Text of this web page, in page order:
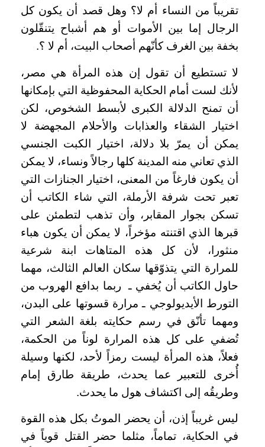
تقريباً من النساء أم لا؟ وهل قصد أن يكون كل
الرجال إما بين الأموات أو هم أشباح يتنقّلون
بخفة بين الغرف كأنّهم أصحاب البيت، أم لا ؟.
لا تستطيع أن تقول إن هذه المرأة هي مصر،
لأنك لست أمام الحكاية المحفوظية التي بإمكانها
أن تمنح الدلالة الكبرى لأبسط الشخوص، لكن
اختيار الشقاء والعذابات والأحلام المجهضة لا
يمكن أن يمرّ بلا دلالة، اختيار الكبت الجنسي
الذي تعاني منه المدينة كلها رجالاً ونساء، لا يمكن
أن يكون فارغاً من المعنى، اختيار الجنازات التي
تعبر تحت شرفة الأرملة، التي شاء الكاتب أن
تسكن بجوار المقابر، وأن تذهب لتطمئن على
قبرها الذي اقتنته مؤخراً، لا يمكن أن يكون هباء
منثورا، لأن كل هذه المتاهات ابنة شرعية
للمرارة التي يتذوّقها سكان العالم الثالث، مهما
حاول الكاتب أن يُخفي ـ
ربما بدافع الهروب من
التورط الأيديولوجي ـ مرارة قسوتها على البدن،
ومهما تأنّق في رسم حكايته بلغة الشعر التي
تُضفي على كل هذه المرارة لوناً من الحكمة،
فعلاً، هذه المرأة ليست رمزاً لأحد، لكنها وسيلة
أُخرى للتعبير عما يحدث، طريقة طارق إمام
وطريقُه إلى اكتشاف هول ما يحدث.
ليس غريباً إذن، أن يحضر الموتُ بكل هذه القوة
في الحكاية، تماماً، مثلما حضر القتل قوياً في